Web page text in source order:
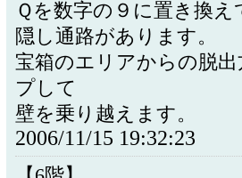
Ｑを数字の９に置き換え
隠し通路があります。
宝箱のエリアからの脱
プして
壁を乗り越えます。
2006/11/15 19:32:23